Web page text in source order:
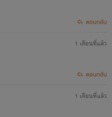
ตอบกลับ
1 เดือนที่แล้ว
ตอบกลับ
1 เดือนที่แล้ว